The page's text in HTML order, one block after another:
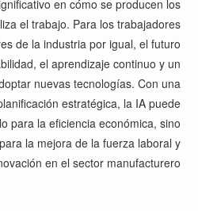
en cómo se producen los
el trabajo. Para los trabajadores
de la industria por igual, el futuro
el aprendizaje continuo y un
nuevas tecnologías. Con una
estratégica, la IA puede
para la eficiencia económica, sino
la mejora de la fuerza laboral y
en el sector manufacturero.